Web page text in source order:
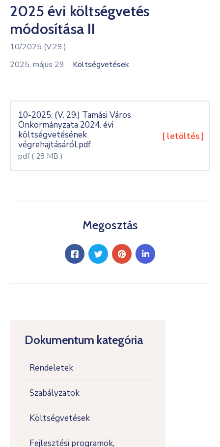
Kultúra
Keresés
Dokumentum kategória
Rendeletek
Szabályzatok
Költségvetések
Fejlesztési programok,
2025 évi költségvetés
módosítása II
10/2025 (V.29.)
2025. május 29.
Költségvetések
10-2025. (V. 29.) Tamási Város
Önkormányzata 2024. évi
költségvetésének
végrehajtásáról.pdf
pdf ( 28 MB )
[ letöltés ]
Megosztás